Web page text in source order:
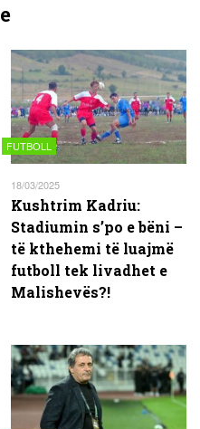
FUTBOLL
18/03/2025
Kushtrim Kadriu:
Stadiumin s’po e bëni –
të kthehemi të luajmë
futboll tek livadhet e
Malishevës?!